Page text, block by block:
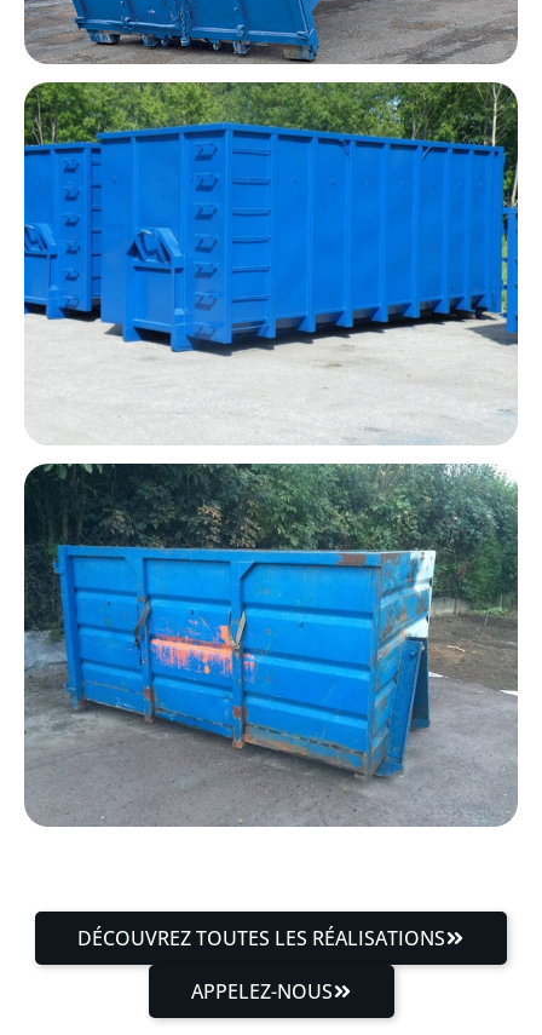
DÉCOUVREZ TOUTES LES RÉALISATIONS
APPELEZ-NOUS